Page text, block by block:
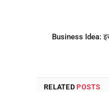
Business Idea:
RELATED POSTS